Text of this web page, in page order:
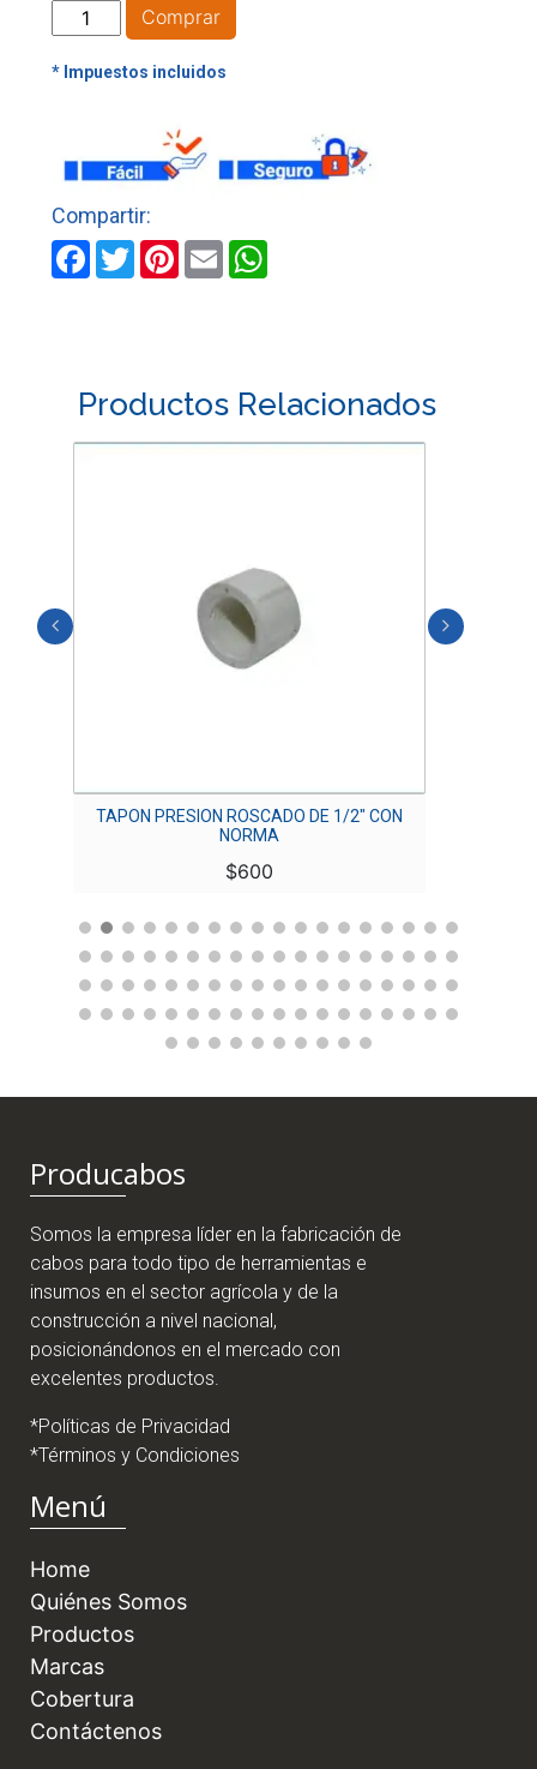
LIMPIADOR
PVC
12
cantidad
Comprar
Facebook
TwitterPinterest
EmailWhatsApp
Productos Relacionados
TAPON PRESION ROSCADO DE 1/2″ CON
NORMA
$600
Producabos
Somos la empresa líder en la fabricación de
cabos para todo tipo de herramientas e
insumos en el sector agrícola y de la
construcción a nivel nacional,
posicionándonos en el mercado con
excelentes productos.
*Políticas de Privacidad
*Términos y Condiciones
Menú
Home
Quiénes Somos
Productos
Marcas
Cobertura
Contáctenos